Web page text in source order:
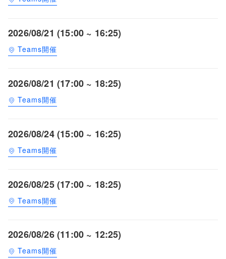
2026/08/21 (15:00 ~ 16:25)
Teams開催
2026/08/21 (17:00 ~ 18:25)
Teams開催
2026/08/24 (15:00 ~ 16:25)
Teams開催
2026/08/25 (17:00 ~ 18:25)
Teams開催
2026/08/26 (11:00 ~ 12:25)
Teams開催